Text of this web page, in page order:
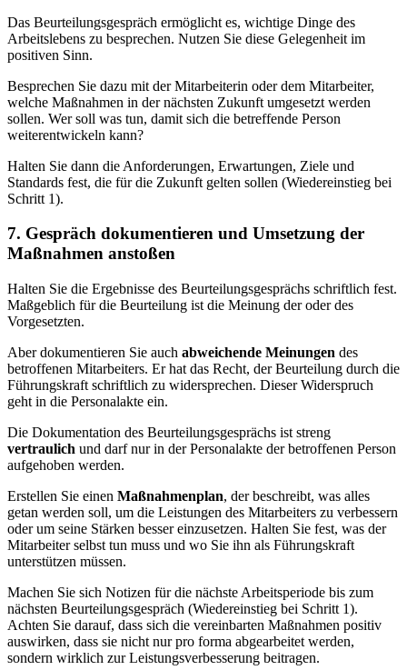
Das Beurteilungsgespräch ermöglicht es, wichtige Dinge des
Arbeitslebens zu besprechen. Nutzen Sie diese Gelegenheit im
positiven Sinn.
Besprechen Sie dazu mit der Mitarbeiterin oder dem Mitarbeiter,
welche Maßnahmen in der nächsten Zukunft umgesetzt werden
sollen. Wer soll was tun, damit sich die betreffende Person
weiterentwickeln kann?
Halten Sie dann die Anforderungen, Erwartungen, Ziele und
Standards fest, die für die Zukunft gelten sollen (Wiedereinstieg bei
Schritt 1).
7. Gespräch dokumentieren und Umsetzung der
Maßnahmen anstoßen
Halten Sie die Ergebnisse des Beurteilungsgesprächs schriftlich fest.
Maßgeblich für die Beurteilung ist die Meinung der oder des
Vorgesetzten.
Aber dokumentieren Sie auch abweichende Meinungen des
betroffenen Mitarbeiters. Er hat das Recht, der Beurteilung durch die
Führungskraft schriftlich zu widersprechen. Dieser Widerspruch
geht in die Personalakte ein.
Die Dokumentation des Beurteilungsgesprächs ist streng
vertraulich und darf nur in der Personalakte der betroffenen Person
aufgehoben werden.
Erstellen Sie einen Maßnahmenplan, der beschreibt, was alles
getan werden soll, um die Leistungen des Mitarbeiters zu verbessern
oder um seine Stärken besser einzusetzen. Halten Sie fest, was der
Mitarbeiter selbst tun muss und wo Sie ihn als Führungskraft
unterstützen müssen.
Machen Sie sich Notizen für die nächste Arbeitsperiode bis zum
nächsten Beurteilungsgespräch (Wiedereinstieg bei Schritt 1).
Achten Sie darauf, dass sich die vereinbarten Maßnahmen positiv
auswirken, dass sie nicht nur pro forma abgearbeitet werden,
sondern wirklich zur Leistungsverbesserung beitragen.